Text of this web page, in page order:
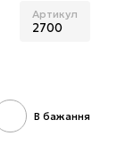
Артикул
2700
В бажання